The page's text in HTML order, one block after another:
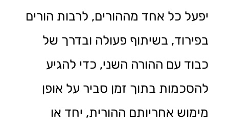
יפעל כל אחד מההורים, לרבות הורים
בפירוד, בשיתוף פעולה ובדרך של
כבוד עם ההורה השני, כדי להגיע
להסכמות בתוך זמן סביר על אופן
מימוש אחריותם ההורית, יחד או